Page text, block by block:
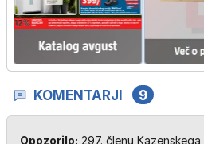
KOMENTARJI 9
Opozorilo: 297. členu